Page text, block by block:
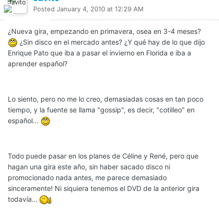
Posted January 4, 2010 at 12:29 AM
¿Nueva gira, empezando en primavera, osea en 3-4 meses?
¿Sin disco en el mercado antes? ¿Y qué hay de lo que dijo
Enrique Pato que iba a pasar el invierno en Florida e iba a
aprender español?
Lo siento, pero no me lo creo, demasiadas cosas en tan poco
tiempo, y la fuente se llama "gossip", es decir, "cotilleo" en
español...
Todo puede pasar en los planes de Céline y René, pero que
hagan una gira este año, sin haber sacado disco ni
promocionado nada antes, me parece demasiado
sinceramente! Ni siquiera tenemos el DVD de la anterior gira
todavía...